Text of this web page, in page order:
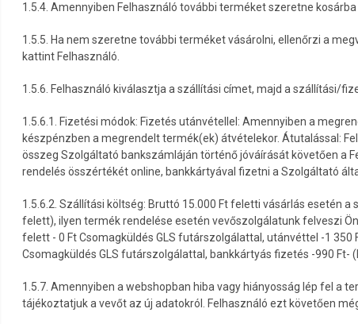
1.5.4. Amennyiben Felhasználó további terméket szeretne
1.5.5. Ha nem szeretne további terméket vásárolni, ellenőrzi a
kattint Felhasználó.
1.5.6. Felhasználó kiválasztja a szállítási címet, majd a szállítási/
1.5.6.1. Fizetési módok: Fizetés utánvétellel: Amennyiben a
készpénzben a megrendelt termék(ek) átvételekor. Átutalással:
összeg Szolgáltató bankszámláján történő jóváírását követően a
rendelés összértékét online, bankkártyával fizetni a Szolgáltató
1.5.6.2. Szállítási költség: Bruttó 15.000 Ft feletti vásárlás esetén
felett), ilyen termék rendelése esetén vevőszolgálatunk felveszi
felett - 0 Ft Csomagküldés GLS futárszolgálattal, utánvéttel -1
Csomagküldés GLS futárszolgálattal, bankkártyás fizetés -990
1.5.7. Amennyiben a webshopban hiba vagy hiányosság lép fel a
tájékoztatjuk a vevőt az új adatokról. Felhasználó ezt követően